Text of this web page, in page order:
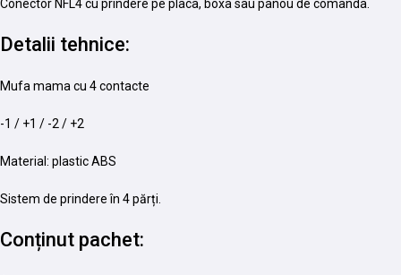
Conector NFL4 cu prindere pe placa, boxa sau panou de comanda.
Detalii tehnice:
Mufa mama cu 4 contacte
-1 / +1 / -2 / +2
Material: plastic ABS
Sistem de prindere în 4 părți.
Conținut pachet: